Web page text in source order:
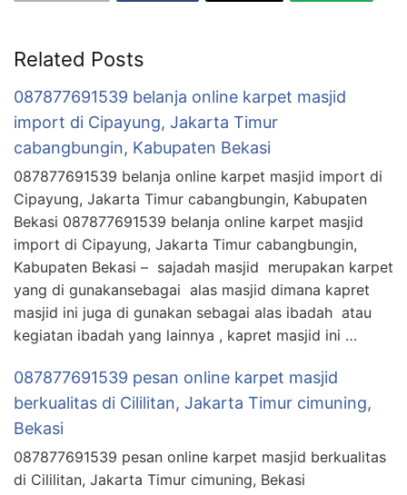
Related Posts
087877691539 belanja online karpet masjid
import di Cipayung, Jakarta Timur
cabangbungin, Kabupaten Bekasi
087877691539 belanja online karpet masjid import di
Cipayung, Jakarta Timur cabangbungin, Kabupaten
Bekasi 087877691539 belanja online karpet masjid
import di Cipayung, Jakarta Timur cabangbungin,
Kabupaten Bekasi – sajadah masjid merupakan karpet
yang di gunakansebagai alas masjid dimana kapret
masjid ini juga di gunakan sebagai alas ibadah atau
kegiatan ibadah yang lainnya , kapret masjid ini …
087877691539 pesan online karpet masjid
berkualitas di Cililitan, Jakarta Timur cimuning,
Bekasi
087877691539 pesan online karpet masjid berkualitas
di Cililitan, Jakarta Timur cimuning, Bekasi